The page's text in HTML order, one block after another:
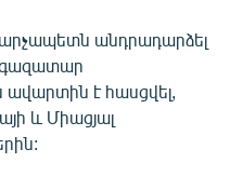
անդրադարձել
գազատար
է հասցվել,
և Միացյալ